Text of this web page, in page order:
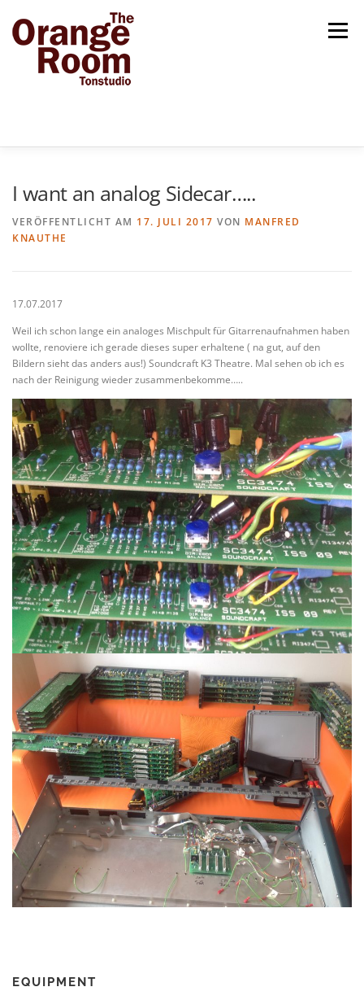
Inhalt
springen
Menü
VERLÄSSLICHKEIT
KONTAKT & IMPRESSUM
I want an analog Sidecar…..
VERÖFFENTLICHT AM 17. JULI 2017 VON MANFRED
KNAUTHE
17.07.2017
Weil ich schon lange ein analoges Mischpult für Gitarrenaufnahmen haben
wollte, renoviere ich gerade dieses super erhaltene ( na gut, auf den
Bildern sieht das anders aus!) Soundcraft K3 Theatre. Mal sehen ob ich es
nach der Reinigung wieder zusammenbekomme…..
EQUIPMENT